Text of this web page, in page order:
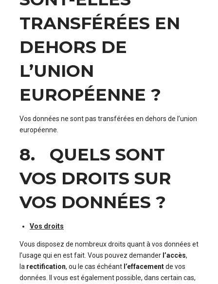
TRANSFÉRÉES EN
DEHORS DE
L’UNION
EUROPÉENNE ?
Vos données ne sont pas transférées en dehors de l’union
européenne.
8. QUELS SONT
VOS DROITS SUR
VOS DONNÉES ?
Vos droits
Vous disposez de nombreux droits quant à vos données et
l’usage qui en est fait. Vous pouvez demander l’accès,
la rectification, ou le cas échéant l’effacementde vos
données. Il vous est également possible, dans certain cas,